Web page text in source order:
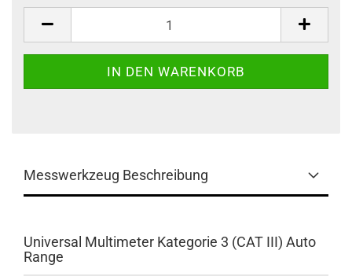
Messwerkzeug Beschreibung
Universal Multimeter Kategorie 3 (CAT III) Auto
Range